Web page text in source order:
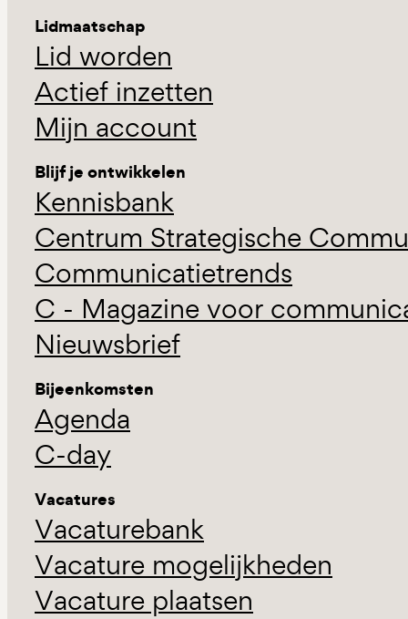
Lidmaatschap
Lid worden
Actief inzetten
Mijn account
Blijf je ontwikkelen
Kennisbank
Centrum Strategische
Communicatietrends
C - Magazine voor
Nieuwsbrief
Bijeenkomsten
Agenda
C-day
Vacatures
Vacaturebank
Vacature mogelijkheden
Vacature plaatsen